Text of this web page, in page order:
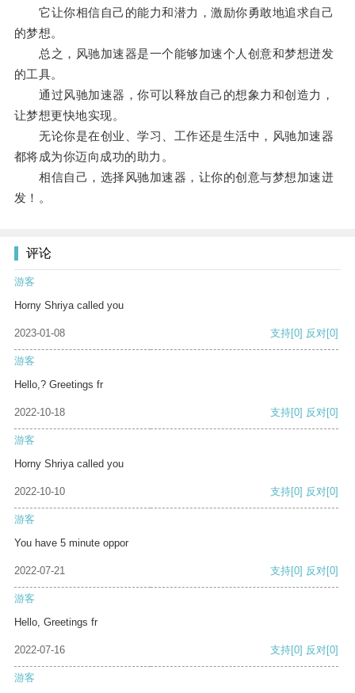
它让你相信自己的能力和潜力，激励你勇敢地追求自己
的梦想。
总之，风驰加速器是一个能够加速个人创意和梦想迸发
的工具。
通过风驰加速器，你可以释放自己的想象力和创造力，
让梦想更快地实现。
无论你是在创业、学习、工作还是生活中，风驰加速器
都将成为你迈向成功的助力。
相信自己，选择风驰加速器，让你的创意与梦想加速迸
发！。
评论
游客
Horny Shriya called you
2023-01-08 支持[0] 反对[0]
游客
Hello,? Greetings fr
2022-10-18 支持[0] 反对[0]
游客
Horny Shriya called you
2022-10-10 支持[0] 反对[0]
游客
You have 5 minute oppor
2022-07-21 支持[0] 反对[0]
游客
Hello, Greetings fr
2022-07-16 支持[0] 反对[0]
游客